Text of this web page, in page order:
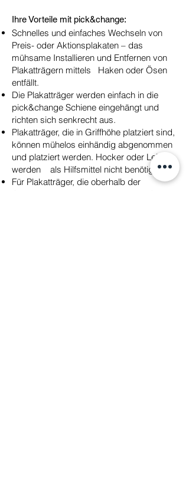
Ihre Vorteile mit pick&change:
Schnelles und einfaches Wechseln von
Preis- oder Aktionsplakaten – das
mühsame Installieren und Entfernen von
Plakatträgern mittels Haken oder Ösen
entfällt.
Die Plakatträger werden einfach in die
pick&change Schiene eingehängt und
richten sich senkrecht aus.
Plakatträger, die in Griffhöhe platziert sind,
können mühelos einhändig abgenommen
und platziert werden. Hocker oder Leiter
werden als Hilfsmittel nicht benötigt.
Für Plakatträger, die oberhalb der